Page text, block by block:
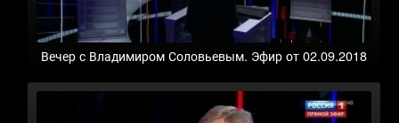
Вечер с Владимиром Соловьевым. Эфир от 02.09.2018